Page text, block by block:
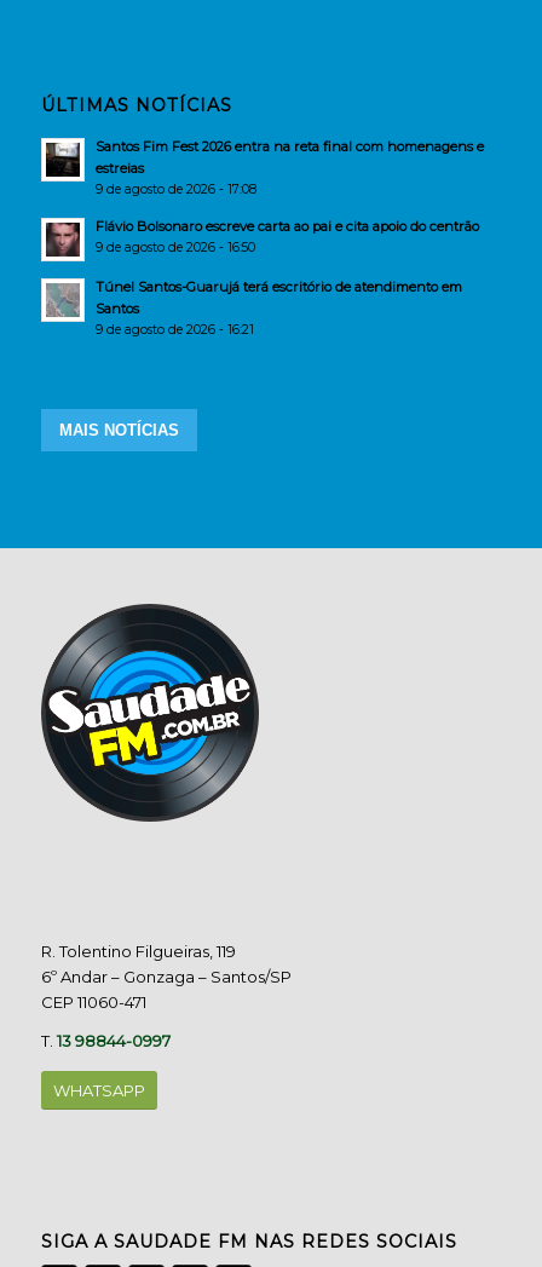
ÚLTIMAS NOTÍCIAS
Santos Fim Fest 2026 entra na reta final com homenagens e
estreias
9 de agosto de 2026 - 17:08
Flávio Bolsonaro escreve carta ao pai e cita apoio do centrão
9 de agosto de 2026 - 16:50
Túnel Santos-Guarujá terá escritório de atendimento em
Santos
9 de agosto de 2026 - 16:21
MAIS NOTÍCIAS
R. Tolentino Filgueiras, 119
6º Andar – Gonzaga – Santos/SP
CEP 11060-471
T.13 98844-0997
WHATSAPP
SIGA A SAUDADE FM NAS REDES SOCIAIS